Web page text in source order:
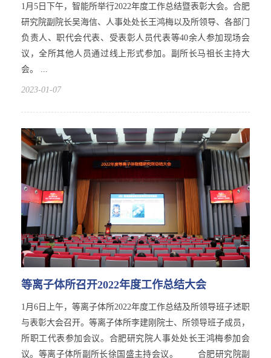
1月5日下午，智能所举行2022年度工作总结暨表彰大会。合肥
研究院副院长吴海信、人事处处长王鸿梅以及所领导、各部门
负责人、职代会代表、受表彰人员代表等40余人参加现场会
议，全所其他人员通过线上形式参加。副所长马祖长主持大
会。 ...
2023-01-07
等离子体所召开2022年度工作总结大会
1月6日上午，等离子体所2022年度工作总结及所领导班子述职
与表彰大会召开。等离子体所李建刚院士、所领导班子成员，
所职工代表参加会议。合肥研究院人事处处长王鸿梅参加会
议。等离子体所副所长徐国盛主持会议。 合肥研究院副